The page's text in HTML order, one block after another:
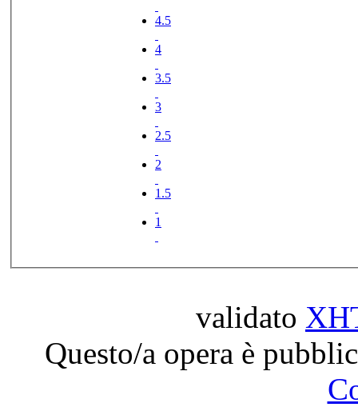
4.5
4
3.5
3
2.5
2
1.5
1
validato
Questo/a opera è